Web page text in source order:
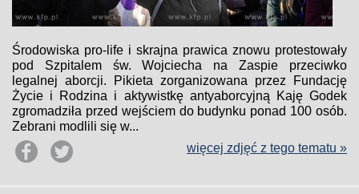
Środowiska pro-life i skrajna prawica znowu protestowały
pod Szpitalem św. Wojciecha na Zaspie przeciwko
legalnej aborcji. Pikieta zorganizowana przez Fundację
Życie i Rodzina i aktywistkę antyaborcyjną Kaję Godek
zgromadziła przed wejściem do budynku ponad 100 osób.
Zebrani modlili się w...
więcej zdjęć z tego tematu »